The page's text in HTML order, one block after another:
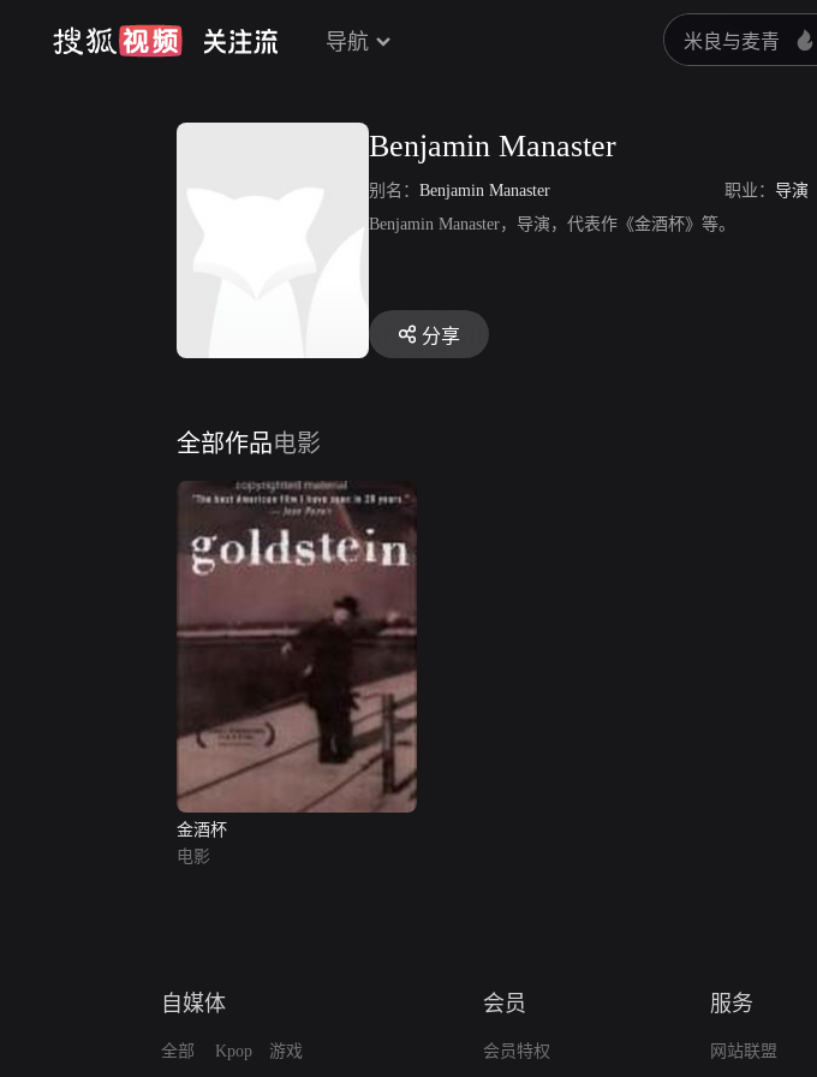
导航
Benjamin Manaster
别名： Benjamin Manaster 职业： 导演
Benjamin Manaster，导演，代表作《金酒杯》等。
分享
全部作品电影
金酒杯
电影
自媒体
全部 Kpop 游戏
会员
会员特权
服务
网站联盟